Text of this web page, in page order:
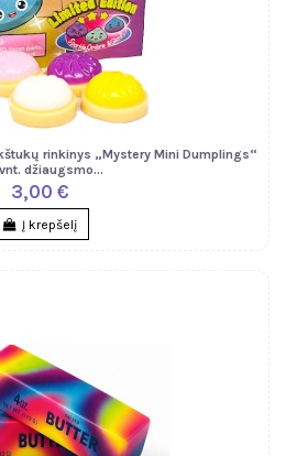
rinkinys „Mystery Mini Dumplings“
džiaugsmo...
3,00 €
Į krepšelį